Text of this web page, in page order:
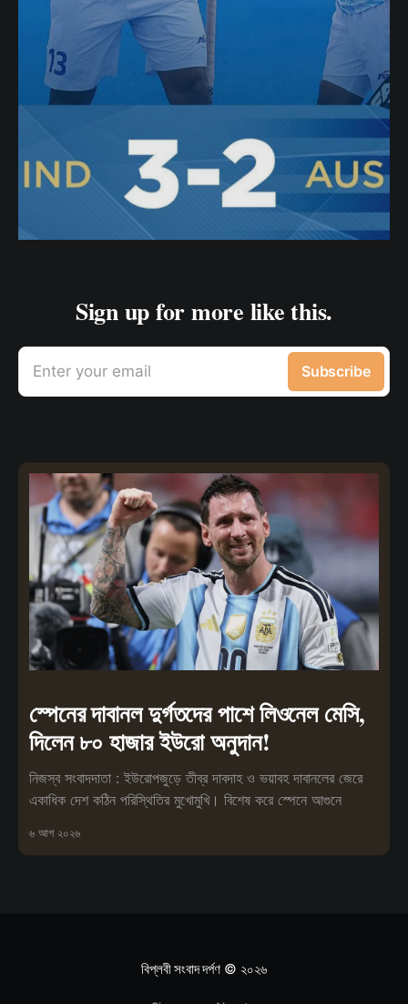
Sign up for more like this.
Enter your email Subscribe
স্পেনের দাবানল দুর্গতদের পাশে লিওনেল মেসি,
দিলেন ৮০ হাজার ইউরো অনুদান!
নিজস্ব সংবাদদাতা : ইউরোপজুড়ে তীব্র দাবদাহ ও ভয়াবহ দাবানলের জেরে
একাধিক দেশ কঠিন পরিস্থিতির মুখোমুখি। বিশেষ করে স্পেনে আগুনে
৬ আগ ২০২৬
বিপ্লবী সংবাদ দর্পণ© ২০২৬